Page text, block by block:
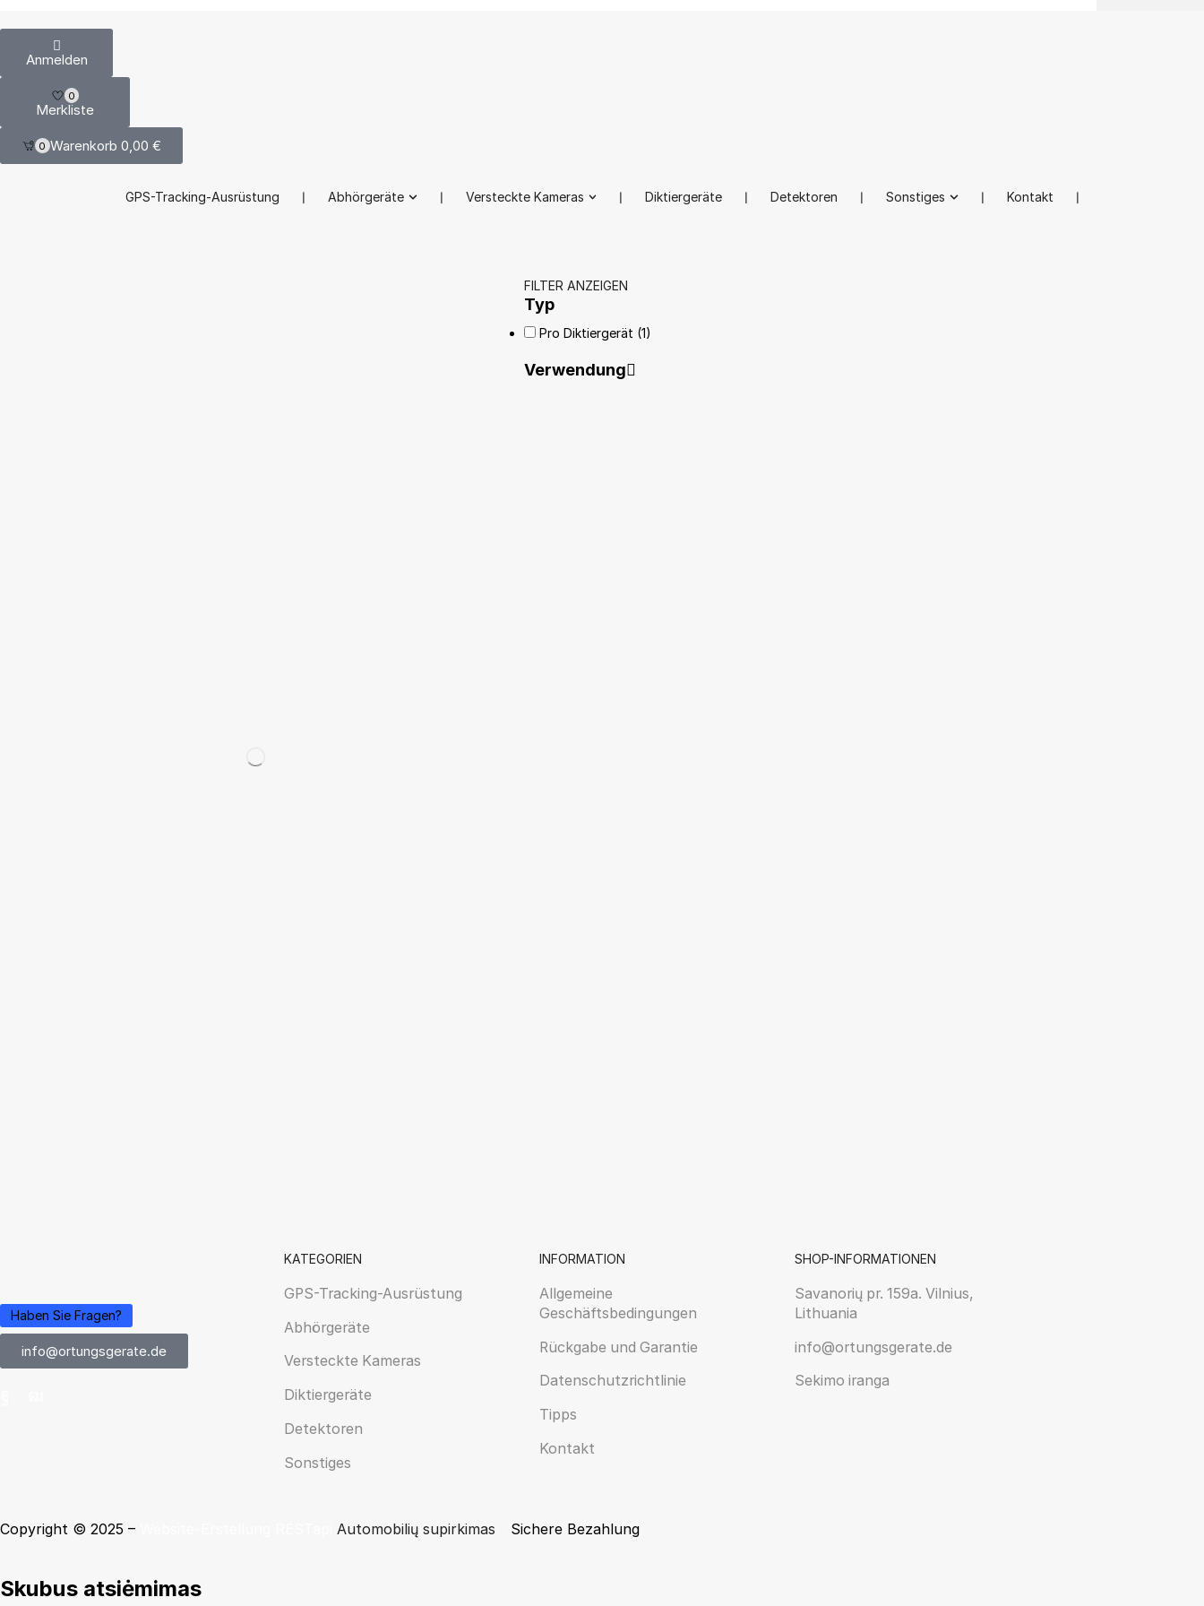
Anmelden
0
Merkliste
0 Warenkorb 0,00 €
GPS-Tracking-Ausrüstung ❘ Abhörgeräte ❘ Versteckte Kameras ❘ Diktiergeräte ❘ Detektoren ❘ Sonstiges ❘ Kontakt ❘
FILTER ANZEIGEN
Typ
Pro Diktiergerät (1)
Verwendung
Haben Sie Fragen?
info@ortungsgerate.de
KATEGORIEN
GPS-Tracking-Ausrüstung
Abhörgeräte
Versteckte Kameras
Diktiergeräte
Detektoren
Sonstiges
INFORMATION
Allgemeine
Geschäftsbedingungen
Rückgabe und Garantie
Datenschutzrichtlinie
Tipps
Kontakt
SHOP-INFORMATIONEN
Savanorių pr. 159a. Vilnius,
Lithuania
info@ortungsgerate.de
Sekimo iranga
Copyright © 2025 – Automobilių supirkimas Sichere Bezahlung
Skubus atsiėmimas